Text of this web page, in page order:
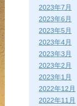
2023年7月
2023年6月
2023年5月
2023年4月
2023年3月
2023年2月
2023年1月
2022年12月
2022年11月